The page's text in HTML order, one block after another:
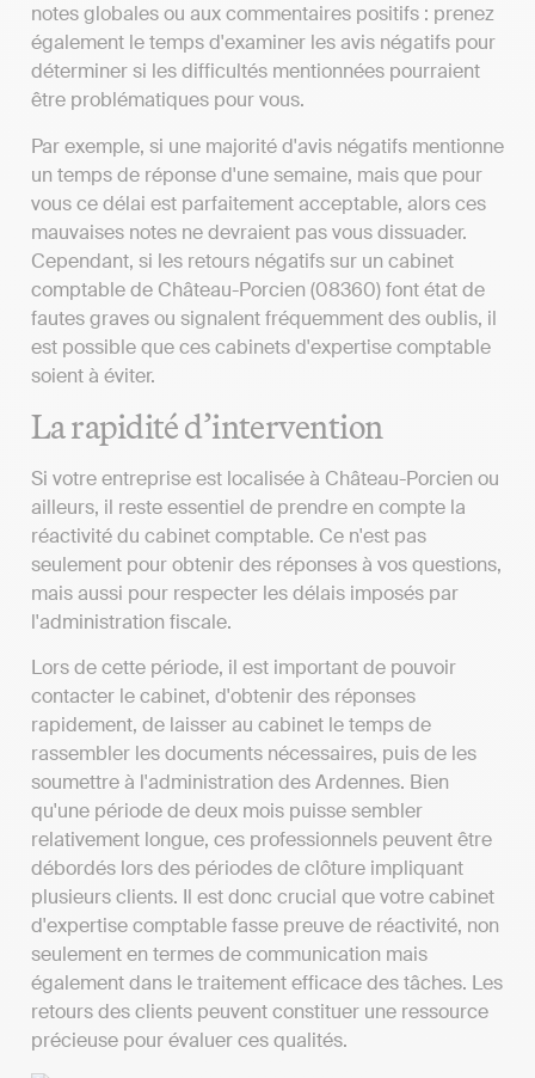
notes globales ou aux commentaires positifs : prenez
également le temps d'examiner les avis négatifs pour
déterminer si les difficultés mentionnées pourraient
être problématiques pour vous.
Par exemple, si une majorité d'avis négatifs mentionne
un temps de réponse d'une semaine, mais que pour
vous ce délai est parfaitement acceptable, alors ces
mauvaises notes ne devraient pas vous dissuader.
Cependant, si les retours négatifs sur un cabinet
comptable de Château-Porcien (08360) font état de
fautes graves ou signalent fréquemment des oublis, il
est possible que ces cabinets d'expertise comptable
soient à éviter.
La rapidité d’intervention
Si votre entreprise est localisée à Château-Porcien ou
ailleurs, il reste essentiel de prendre en compte la
réactivité du cabinet comptable. Ce n'est pas
seulement pour obtenir des réponses à vos questions,
mais aussi pour respecter les délais imposés par
l'administration fiscale.
Lors de cette période, il est important de pouvoir
contacter le cabinet, d'obtenir des réponses
rapidement, de laisser au cabinet le temps de
rassembler les documents nécessaires, puis de les
soumettre à l'administration des Ardennes. Bien
qu'une période de deux mois puisse sembler
relativement longue, ces professionnels peuvent être
débordés lors des périodes de clôture impliquant
plusieurs clients. Il est donc crucial que votre cabinet
d'expertise comptable fasse preuve de réactivité, non
seulement en termes de communication mais
également dans le traitement efficace des tâches. Les
retours des clients peuvent constituer une ressource
précieuse pour évaluer ces qualités.